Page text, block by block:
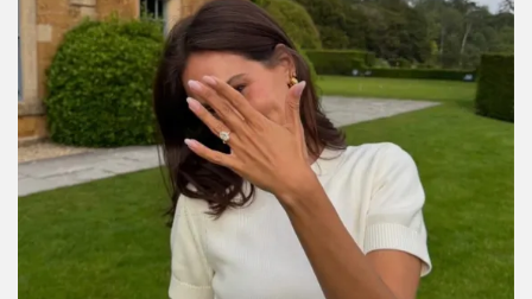
RECOMENDACIONES PARA TI